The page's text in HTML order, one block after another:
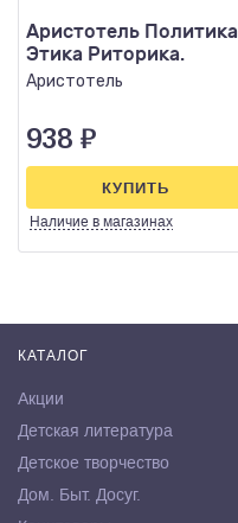
Аристотель Политика
Этика Риторика.
Аристотель
938 ₽
Наличие в магазинах
КУПИТЬ
КАТАЛОГ
Акции
Детская литература
Детское творчество
Дом. Быт. Досуг.